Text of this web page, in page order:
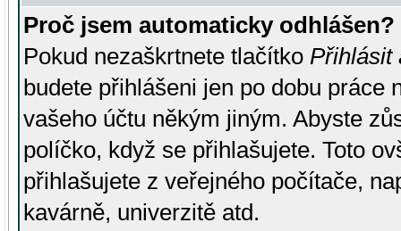
Proč jsem automaticky odhlášen?
Pokud nezaškrtnete tlačítko Přihlásit
budete přihlášeni jen po dobu práce
vašeho účtu někým jiným. Abyste
políčko, když se přihlašujete. Toto
přihlašujete z veřejného počítače,
kavárně, univerzitě atd.